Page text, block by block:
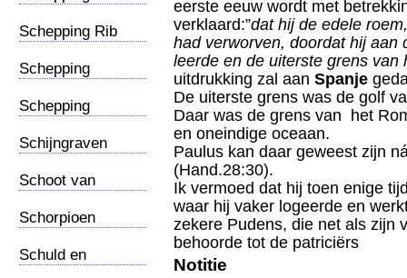
Schepping Rib
Schepping
Schepping
Schijngraven
Schoot van
Schorpioen
Schuld en
eerste eeuw wordt met
verklaard:”dat hij de edele
had verworven, doordat hij aan
leerde en de uiterste grens van
uitdrukking zal aan Spanje
De uiterste grens was de golf
Daar was de grens van het
en oneindige oceaan.
Paulus kan daar geweest zijn
(Hand.28:30).
Ik vermoed dat hij toen enige
waar hij vaker logeerde en
zekere Pudens, die net als zijn
behoorde tot de patriciërs
Notitie